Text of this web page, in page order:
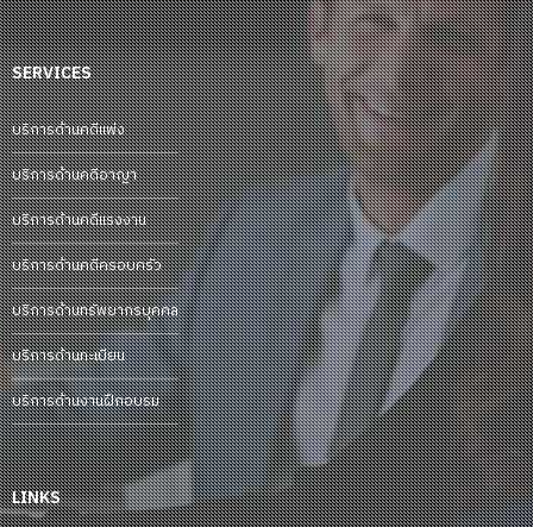
SERVICES
บริการด้านคดีแพ่ง
บริการด้านคดีอาญา
บริการด้านคดีแรงงาน
บริการด้านคดีครอบครัว
บริการด้านทรัพยากรบุคคล
บริการด้านทะเบียน
บริการด้านงานฝึกอบรม
LINKS